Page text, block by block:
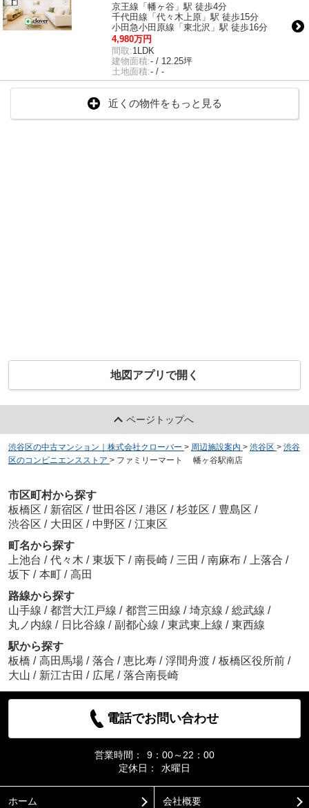
京王線「幡ヶ谷」駅 徒歩4分
千代田線「代々木上原」駅 徒歩15分
小田急小田原線「東北沢」駅 徒歩16分
4,980万円
間取:1LDK
建物面積:- / 12.25坪
土地面積:- / -
近くの物件をもっと見る
地図アプリで開く
ページトップへ
渋谷区の中古マンション｜株式会社クローバー > 周辺施設案内 > 渋谷区 > 渋谷
区のコンビニエンスストア > ファミリーマート 幡ヶ谷駅南店
市区町村から探す
板橋区 / 新宿区 / 世田谷区 / 港区 / 杉並区 / 豊島区 /
渋谷区 / 大田区 / 中野区 / 江東区
町名から探す
上池台 / 代々木 / 東坂下 / 南長崎 / 三田 / 南麻布 / 上落合 /
坂下 / 本町 / 高田
路線から探す
山手線 / 都営大江戸線 / 都営三田線 / 埼京線 / 総武線 /
丸ノ内線 / 日比谷線 / 副都心線 / 東武東上線 / 東西線
駅から探す
板橋 / 高田馬場 / 落合 / 恵比寿 / 浮間舟渡 / 板橋区役所前 /
大山 / 新江古田 / 広尾 / 落合南長崎
電話でお問い合わせ
営業時間：
9：00～22：00
定休日：
水曜日
ホーム 会社概要